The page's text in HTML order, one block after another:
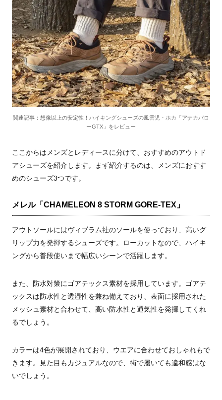
関連記事：想像以上の安定性！ハイキングシューズの風雲児・ホカ「アナカパロ
ーGTX」をレビュー
ここからはメンズとレディースに分けて、おすすめのアウトド
アシューズを紹介します。まず紹介するのは、メンズにおすす
めのシューズ3つです。
メレル「CHAMELEON 8 STORM GORE-TEX」
アウトソールにはヴィブラム社のソールを使っており、高いグ
リップ力を発揮するシューズです。ローカットなので、ハイキ
ングから普段使いまで幅広いシーンで活躍します。
また、防水対策にゴアテックス素材を採用しています。ゴアテ
ックスは防水性と透湿性を兼ね備えており、表面に採用された
メッシュ素材と合わせて、高い防水性と通気性を発揮してくれ
るでしょう。
カラーは4色が展開されており、ウエアに合わせておしゃれもで
きます。見た目もカジュアルなので、街で履いても違和感はな
いでしょう。